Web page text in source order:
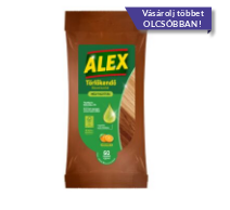
Vásárolj többet
OLCSÓBBAN!